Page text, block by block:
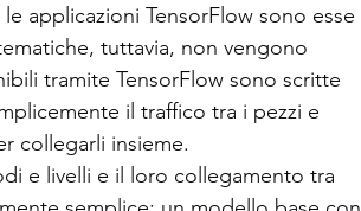
applicazioni TensorFlow sono esse
tuttavia, non vengono
tramite TensorFlow sono scritte
il traffico tra i pezzi e
collegarli insieme.
e livelli e il loro collegamento tra